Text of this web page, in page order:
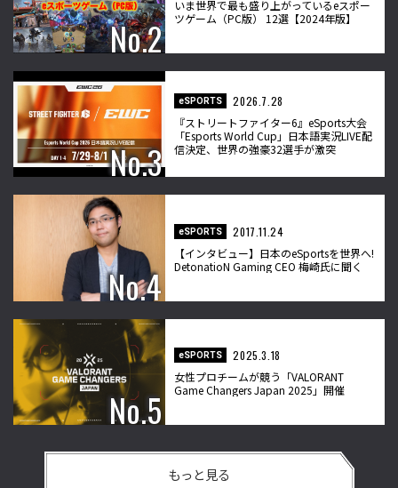
いま世界で最も盛り上がっているeスポー
ツゲーム（PC版） 12選【2024年版】
eSPORTS
2026.7.28
『ストリートファイター6』eSports大会
「Esports World Cup」日本語実況LIVE配
信決定、世界の強豪32選手が激突
eSPORTS
2017.11.24
【インタビュー】日本のeSportsを世界へ!
DetonatioN Gaming CEO 梅崎氏に聞く
eSPORTS
2025.3.18
女性プロチームが競う「VALORANT
Game Changers Japan 2025」開催
もっと見る